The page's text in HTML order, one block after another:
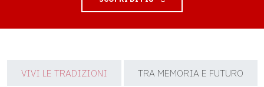
VIVI LE TRADIZIONI TRA MEMORIA E FUTURO